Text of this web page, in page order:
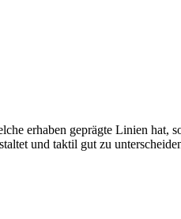
erhaben geprägte Linien hat,
und taktil gut zu